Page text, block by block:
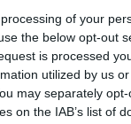
of your
the below opt-out
is processed
utilized by us
may separately
on the IAB’s list of
putere
cu firmele